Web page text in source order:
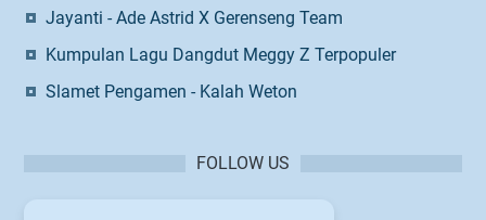
Jayanti - Ade Astrid X Gerenseng Team
Kumpulan Lagu Dangdut Meggy Z Terpopuler
Slamet Pengamen - Kalah Weton
FOLLOW US